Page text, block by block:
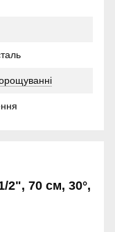
2", 70 см, 30°,